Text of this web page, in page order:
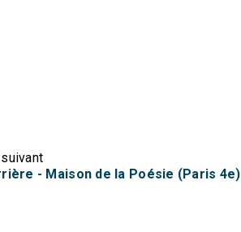
- Maison de la Poésie (Paris 4e)